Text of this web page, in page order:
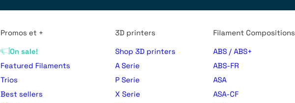
Promos et +
On sale!
Featured Filaments
Trios
Best sellers
3D printers
Shop 3D printers
A Serie
P Serie
X Serie
Filament Compositions
ABS / ABS+
ABS-FR
ASA
ASA-CF